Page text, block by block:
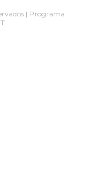
| Programa